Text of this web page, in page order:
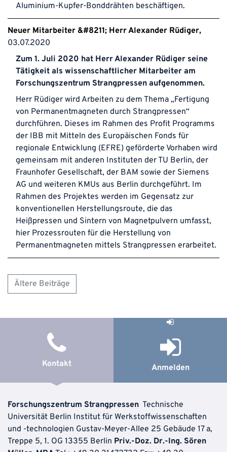
Aluminium-Kupfer-Bonddrähten beschäftigen.
Neuer Mitarbeiter &#8211; Herr Alexander Rüdiger
03.07.2020
Zum 1. Juli 2020 hat Herr Alexander Rüdiger seine
Tätigkeit als wissenschaftlicher Mitarbeiter am
Forschungszentrum Strangpressen aufgenommen.
Herr Rüdiger wird Arbeiten zu dem Thema „Fertigung
von Permanentmagneten durch Strangpressen“
durchführen. Dieses im Rahmen des Profit Programms
der IBB mit Mitteln des Europäischen Fonds für
regionale Entwicklung (EFRE) geförderte Vorhaben wird
gemeinsam mit anderen Instituten der TU Berlin, der
Fraunhofer Gesellschaft, der BAM sowie der Siemens
AG und weiteren KMUs aus Berlin durchgeführt. Im
Rahmen des Projektes werden im Gegensatz zur
konventionellen Herstellungsroute, die das
Heißpressen und Sintern von Magnetpulvern umfasst,
hier Prozessrouten für die Herstellung von
Permanentmagneten mittels Strangpressen erarbeitet.
Beitragsnavigation
Ältere Beiträge
Kontakt Anmelden
Forschungszentrum Strangpressen Technische
Universität Berlin Institut für Werkstoffwissenschaften
und -technologien Gustav-Meyer-Allee 25 Gebäude 17 a,
Treppe 5, 1. OG 13355 Berlin Priv.-Doz. Dr.-Ing. Sören